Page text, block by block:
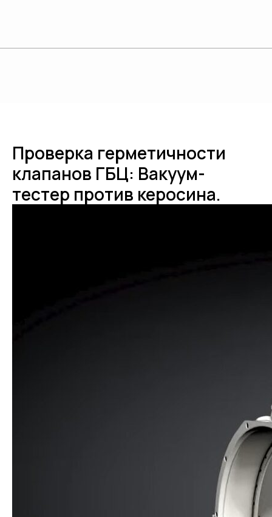
Проверка герметичности
клапанов ГБЦ: Вакуум-
тестер против керосина.